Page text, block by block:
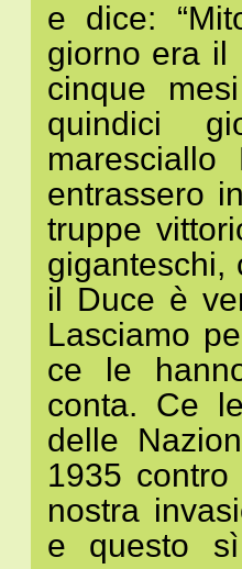
e dice:
giorno era il
cinque
quindici
entrassero
truppe
giganteschi,
il Duce è
Lasciamo
ce le
conta. Ce
delle
1935
nostra
e questo